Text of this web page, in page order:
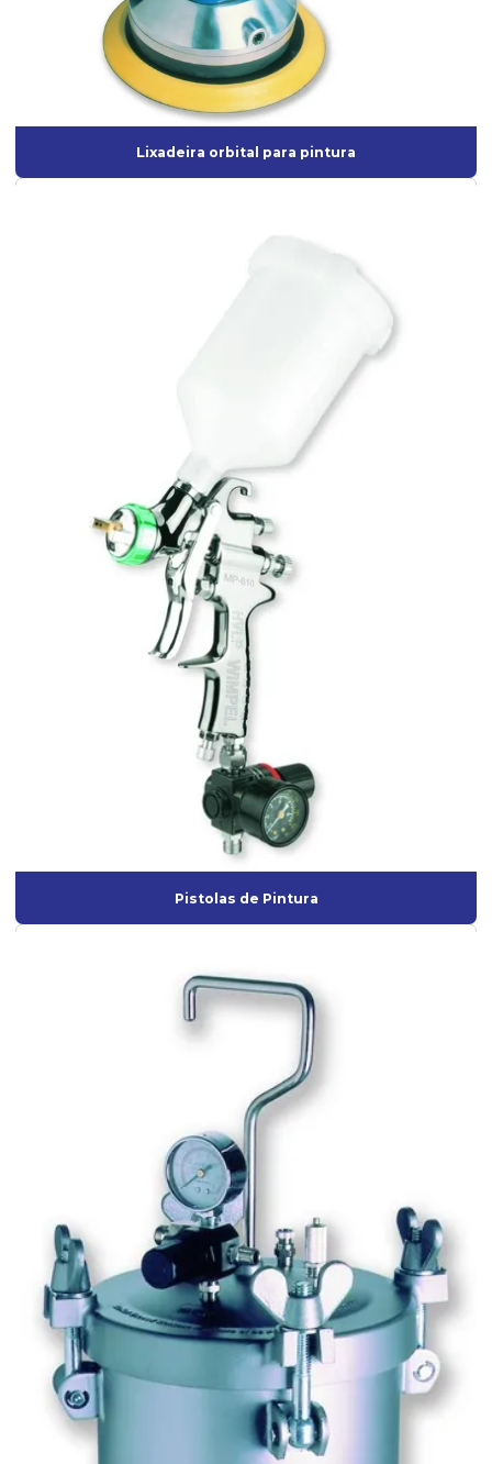
Filtro regulador e lubrificador
Filtro regulador e lubrificador de ar
Interface para Roquite
Lixadeira orbital para pintura
Lixadeira roto orbital profissional
Lixadeira roto orbital a venda
Mangueira de Borracha para ar Comprimido
Mangueira industrial para ar comprimido
Máscara semi facial
Misturador elétrico para tinta
Onde comprar aerógrafo para maquiagem
Pistola para aplicação de textura
Pistola para emborrachamento
Pistola de pintura de alta pressão
Pistola de pintura ar direto profissional
Pistola de pintura gravidade hvlp
Pistola de pintura hvlp profissional
Pistola de pintura para tanque de pressão
Pistola Pulverizadora elétrica
Pistola pulverizadora elétrica para pintura
Pistola pulverizadora elétrica profissional
Pistola para textura
Pistolas de Alta Pressão
Pistolas de ar Direto
Pistolas de Baixa pressão
Pistolas de Gravidade
Pistolas de Média Pressão
Lixadeira orbital para pintura
Pistolas de Pintura